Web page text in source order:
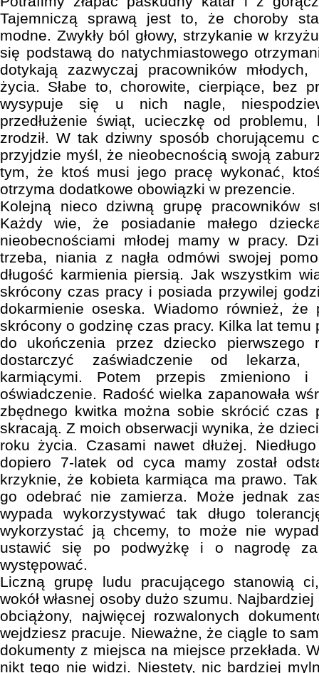
Tajemniczą sprawą jest to, że choroby
modne. Zwykły ból głowy, strzykanie w
się podstawą do natychmiastowego
dotykają zazwyczaj pracowników
życia. Słabe to, chorowite, cierpiące, bez
wysypuje się u nich nagle,
przedłużenie świąt, ucieczkę od
zrodził. W tak dziwny sposób chorującemu
przyjdzie myśl, że nieobecnością swoją
tym, że ktoś musi jego pracę wykonać,
otrzyma dodatkowe obowiązki w prezencie.
Kolejną nieco dziwną grupę pracowników
Każdy wie, że posiadanie małego
nieobecnościami młodej mamy w pracy.
trzeba, niania z nagła odmówi swojej
długość karmienia piersią. Jak wszystkim
skrócony czas pracy i posiada przywilej
dokarmienie oseska. Wiadomo również,
skrócony o godzinę czas pracy. Kilka lat temu
do ukończenia przez dziecko pierwszego
dostarczyć zaświadczenie od
karmiącymi. Potem przepis zmieniono
oświadczenie. Radość wielka zapanowała
zbędnego kwitka można sobie skrócić czas
skracają. Z moich obserwacji wynika, że
roku życia. Czasami nawet dłużej.
dopiero 7-latek od cyca mamy został
krzyknie, że kobieta karmiąca ma prawo.
go odebrać nie zamierza. Może jednak
wypada wykorzystywać tak długo
wykorzystać ją chcemy, to może nie
ustawić się po podwyżkę i o nagrodę za
występować.
Liczną grupę ludu pracującego stanowią
wokół własnej osoby dużo szumu.
obciążony, najwięcej rozwalonych
wejdziesz pracuje. Nieważne, że ciągle to
dokumenty z miejsca na miejsce przekłada.
nikt tego nie widzi. Niestety, nic bardziej